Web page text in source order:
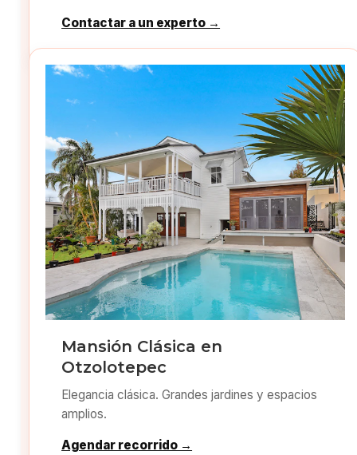
Contactar a un experto →
Mansión Clásica en
Otzolotepec
Elegancia clásica. Grandes jardines y espacios
amplios.
Agendar recorrido →